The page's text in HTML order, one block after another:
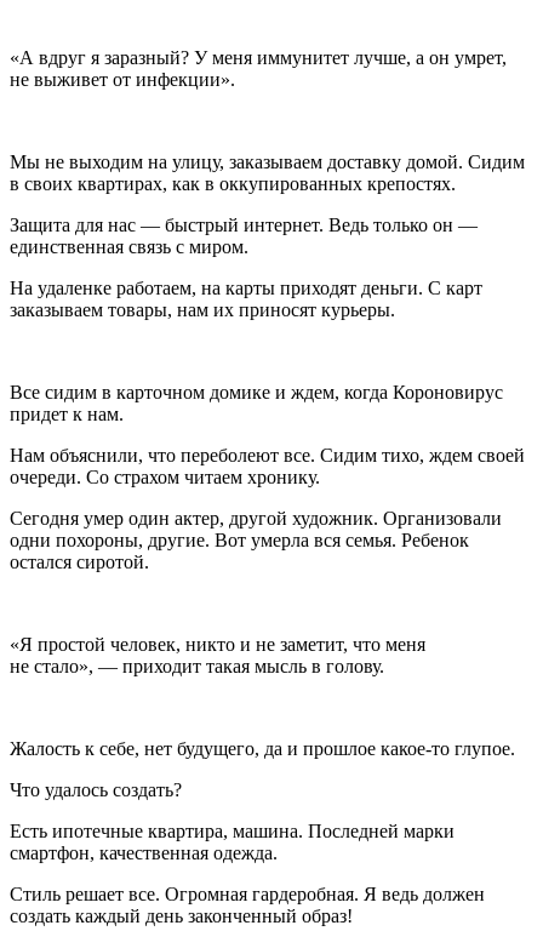
«А вдруг я заразный? У меня иммунитет лучше, а он умрет,
не выживет от инфекции».
Мы не выходим на улицу, заказываем доставку домой. Сидим
в своих квартирах, как в оккупированных крепостях.
Защита для нас — быстрый интернет. Ведь только он —
единственная связь с миром.
На удаленке работаем, на карты приходят деньги. С карт
заказываем товары, нам их приносят курьеры.
Все сидим в карточном домике и ждем, когда Короновирус
придет к нам.
Нам объяснили, что переболеют все. Сидим тихо, ждем своей
очереди. Со страхом читаем хронику.
Сегодня умер один актер, другой художник. Организовали
одни похороны, другие. Вот умерла вся семья. Ребенок
остался сиротой.
«Я простой человек, никто и не заметит, что меня
не стало», — приходит такая мысль в голову.
Жалость к себе, нет будущего, да и прошлое какое-то глупое.
Что удалось создать?
Есть ипотечные квартира, машина. Последней марки
смартфон, качественная одежда.
Стиль решает все. Огромная гардеробная. Я ведь должен
создать каждый день законченный образ!